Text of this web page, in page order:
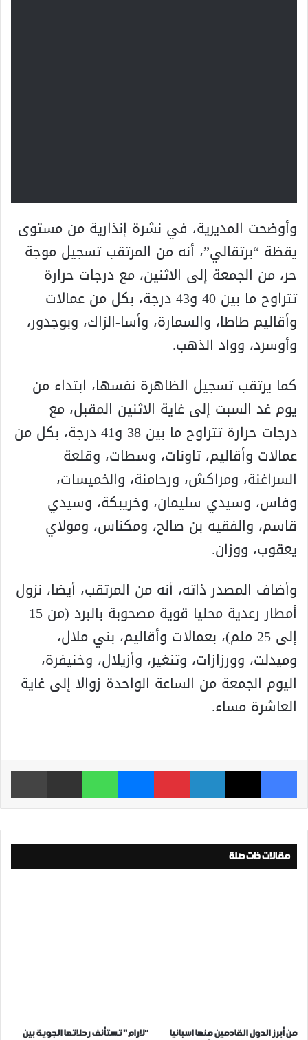
وأوضحت المديرية، في نشرة إنذارية من مستوى
يقظة “برتقالي”، أنه من المرتقب تسجيل موجة
حر، من الجمعة إلى الاثنين، مع درجات حرارة
تتراوح ما بين 40 و43 درجة، بكل من عمالات
وأقاليم طاطا، والسمارة، وأسا-الزاك، وبوجدور،
وأوسرد، وواد الذهب.
كما يرتقب تسجيل الظاهرة نفسها، ابتداء من
يوم غد السبت إلى غاية الاثنين المقبل، مع
درجات حرارة تتراوح ما بين 38 و41 درجة، بكل من
عمالات وأقاليم، تاونات، وسطات، وقلعة
السراغنة، ومراكش، ورحامنة، والخميسات،
وفاس، وسيدي سليمان، وخريبكة، وسيدي
قاسم، والفقيه بن صالح، ومكناس، ومولاي
يعقوب، ووزان.
وأضاف المصدر ذاته، أنه من المرتقب، أيضا، نزول
أمطار رعدية محليا قوية مصحوبة بالبرد (من 15
إلى 25 ملم)، بعمالات وأقاليم، بني ملال،
وميدلت، وورزازات، وتنغير، وأزيلال، وخنيفرة،
اليوم الجمعة من الساعة الواحدة زوالا إلى غاية
العاشرة مساء.
فيسبوك ‫X لينكدإن بينتيريست ماسنجر واتساب مشاركة عبر البريد
مقالات ذات صلة
من أبرز الدول القادمين منها اسبانيا “لارام” تستأنف رحلاتها الجوية بين